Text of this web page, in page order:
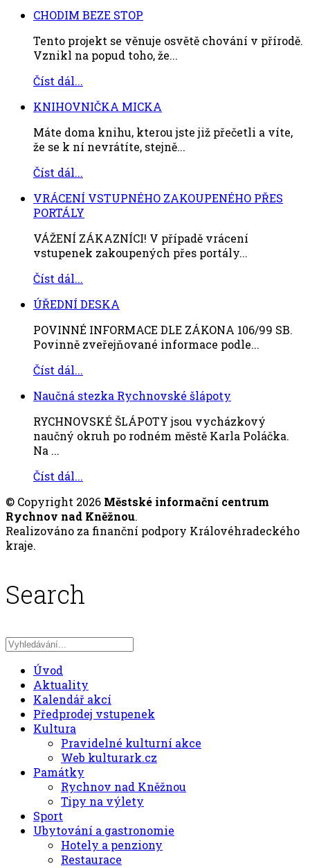
CHODIM BEZE STOP
Tento projekt se věnuje osvětě chování v přírodě.
Vznikl na popud toho, že...
Číst dál...
KNIHOVNIČKA MICKA
Máte doma knihu, kterou jste již přečetli a víte,
že se k ní nevrátíte, stejně...
Číst dál...
VRÁCENÍ VSTUPNÉHO ZAKOUPENÉHO PŘES
PORTÁLY
VÁŽENÍ ZÁKAZNÍCI! V případě vrácení
vstupenek zakoupených přes portály...
Číst dál...
ÚŘEDNÍ DESKA
POVINNÉ INFORMACE DLE ZÁKONA 106/99 SB.
Povinně zveřejňované informace podle...
Číst dál...
Naučná stezka Rychnovské šlápoty
RYCHNOVSKÉ ŠLÁPOTY jsou vycházkový
naučný okruh po rodném městě Karla Poláčka.
Na ...
Číst dál...
© Copyright 2026 Městské informační centrum
Rychnov nad Kněžnou.
Realizováno za finanční podpory Královéhradeckého
kraje.
Search
Úvod
Aktuality
Kalendář akcí
Předprodej vstupenek
Kultura
Pravidelné kulturní akce
Web kulturark.cz
Památky
Rychnov nad Kněžnou
Tipy na výlety
Sport
Ubytování a gastronomie
Hotely a penziony
Restaurace